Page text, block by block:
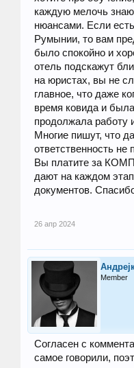
каждую мелочь
нюансами. Если
Румынии, то вам
было спокойно и
отель подскажут
на юристах, вы не
главное, что даже
время ковида и
продолжала работу
Многие пишут, что
ответственность
Вы платите за
дают на каждом
документов.
26 апр 2024
Member
Согласен с
самое говорили,